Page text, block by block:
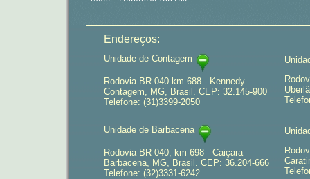
Endereços:
Unidade de Contagem
Rodovia BR-040 km 688 - Kennedy
Contagem, MG, Brasil. CEP: 32.145-900
Telefone: (31)3399-2050
Unidade de Barbacena
Rodovia BR-040, km 698 - Caiçara
Barbacena, MG, Brasil. CEP: 36.204-666
Telefone: (32)3331-6242